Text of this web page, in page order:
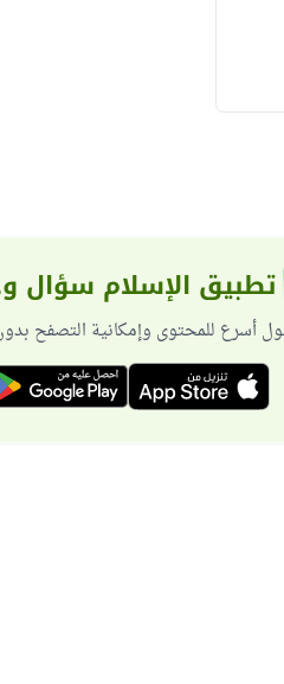
تطبيق الإسلام سؤال
أسرع للمحتوى وإمكانية التصفح